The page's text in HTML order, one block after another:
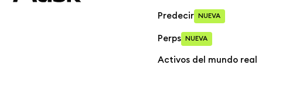
Predecir NUEVA
Perps NUEVA
Activos del mundo real